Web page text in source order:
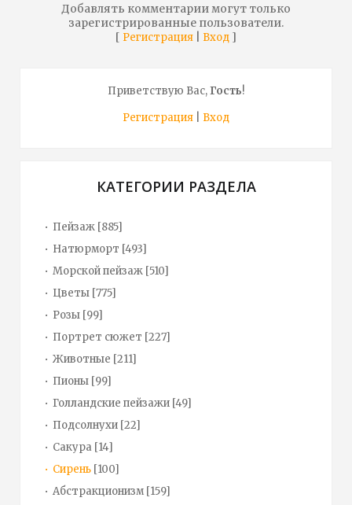
Добавлять комментарии могут только
зарегистрированные пользователи.
[ Регистрация Вход ]
Приветствую Вас,Гость!
Регистрация
Вход
КАТЕГОРИИ РАЗДЕЛА
Пейзаж [885]
Натюрморт [493]
Морской пейзаж [510]
Цветы [775]
Розы [99]
Портрет сюжет [227]
Животные [211]
Пионы [99]
Голландские пейзажи [49]
Подсолнухи [22]
Сакура [14]
Сирень [100]
Абстракционизм [159]